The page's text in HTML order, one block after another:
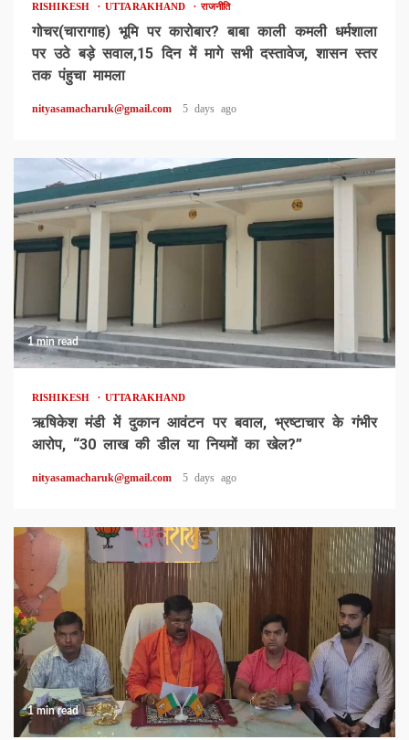
RISHIKESH UTTARAKHAND राजनीति
गोचर(चारागाह) भूमि पर कारोबार? बाबा काली कमली धर्मशाला
पर उठे बड़े सवाल,15 दिन में मागे सभी दस्तावेज, शासन स्तर
तक पंहुचा मामला
nityasamacharuk@gmail.com 5 days ago
1 min read
RISHIKESH UTTARAKHAND
ऋषिकेश मंडी में दुकान आवंटन पर बवाल, भ्रष्टाचार के गंभीर
आरोप, “30 लाख की डील या नियमों का खेल?”
nityasamacharuk@gmail.com 5 days ago
1 min read